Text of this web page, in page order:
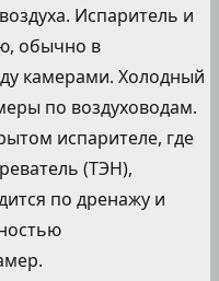
Испаритель и
обычно в
камерами. Холодный
по воздуховодам.
испарителе, где
(ТЭН),
по дренажу и